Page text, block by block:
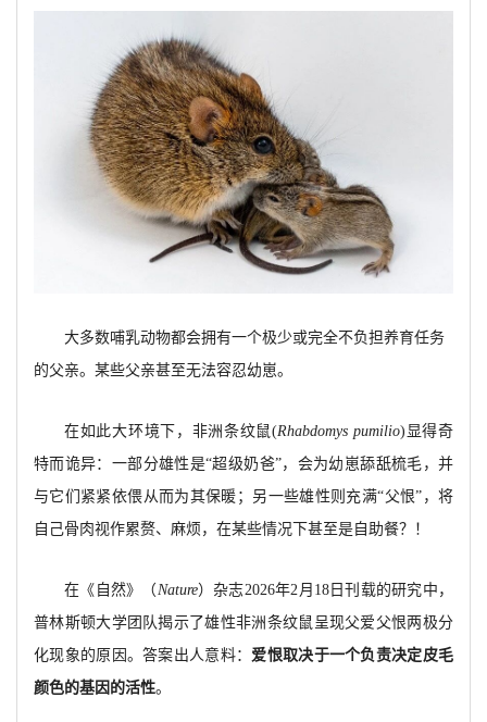
大多数哺乳动物都会拥有一个极少或完全不负担养育任务
的父亲。某些父亲甚至无法容忍幼崽。
在如此大环境下，非洲条纹鼠(Rhabdomys pumilio)显得奇
特而诡异：一部分雄性是“超级奶爸”，会为幼崽舔舐梳毛，并
与它们紧紧依偎从而为其保暖；另一些雄性则充满“父恨”，将
自己骨肉视作累赘、麻烦，在某些情况下甚至是自助餐？！
在《自然》（Nature）杂志2026年2月18日刊载的研究中，
普林斯顿大学团队揭示了雄性非洲条纹鼠呈现父爱父恨两极分
化现象的原因。答案出人意料： 爱恨取决于一个负责决定皮毛
颜色的基因的活性。